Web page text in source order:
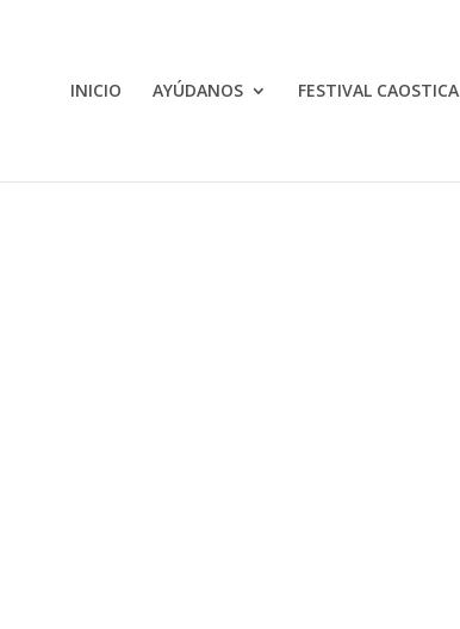
INICIO AYÚDANOS FESTIVAL CAOSTICA